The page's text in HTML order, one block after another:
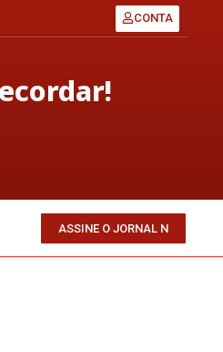
CONTA
ASSINE O JORNAL N